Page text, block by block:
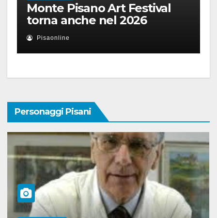
Monte Pisano Art Festival
torna anche nel 2026
Pisaonline
Personaggi Pisani